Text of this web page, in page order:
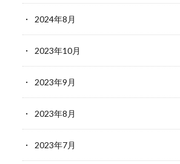
2024年8月
2023年10月
2023年9月
2023年8月
2023年7月